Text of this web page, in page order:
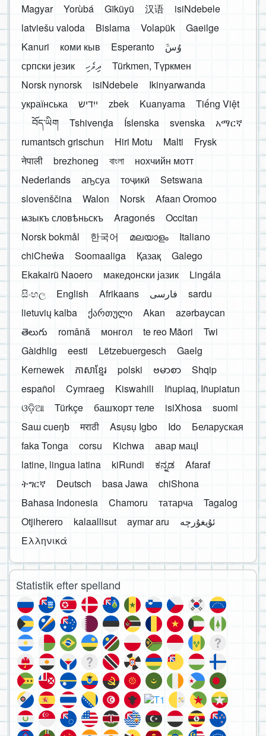
Magyar Yorùbá Gĩkũyũ 汉语
isiNdebele
latviešu valoda
Bislama Volapük
Gaeilge
Kanuri
коми кыв Esperanto
َوُسَ
српски језик
ދިވެހި
Türkmen, Түркмен
Norsk nynorsk
isiNdebele
Ikinyarwanda
українська
ייִדיש zbek Kuanyama
Tiếng Việt
བོད་ཡིག
Tshivenḓa Íslenska svenska
አማርኛ
rumantsch grischun
Hiri Motu Malti
Frysk
नेपाली
brezhoneg বাংলা
нохчийн мотт
Nederlands
аҧсуа тоҷикӣ
Setswana
slovenščina
Walon Norsk
Afaan Oromoo
ѩзыкъ словѣньскъ
Aragonés
Occitan
Norsk bokmål
한국어 മലയാളം
Italiano
chiCheŵa
Soomaaliga Қазақ
Galego
Ekakairũ Naoero
македонски јазик
Lingála
සිංහල
English Afrikaans فارسی
sardu
lietuvių kalba
ქართული Akan
azərbaycan
తెలుగు
română монгол te reo Māori
Twi
Gàidhlig
eesti Lëtzebuergesch
Gaelg
Kernewek
ភាសាខ្មែរ polski ဗမာစာ
Shqip
español
Cymraeg Kiswahili
Iñupiaq, Iñupiatun
ଓଡ଼ିଆ
Türkçe башҡорт теле isiXhosa
suomi
Saɯ cueŋƅ
मराठी Asụsụ Igbo Ido
Беларуская
faka Tonga
corsu Kichwa
авар мацӀ
latine, lingua latina
kiRundi ಕನ್ನಡ
Afaraf
ትግርኛ
Deutsch basa Jawa
chiShona
Bahasa Indonesia
Chamoru татарча
Tagalog
Otjiherero
kalaallisut aymar aru
Ελληνικά
Statistik efter spelland